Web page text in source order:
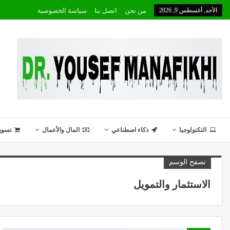
الأحد, أغسطس 9, 2026 من نحن اتصل بنا سياسة الخصوصية
التكنولوجيا ذكاء اصطناعي المال والأعمال
تصفح الوسم
الاستثمار والتمويل